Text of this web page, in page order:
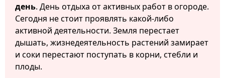
день. День отдыха от активных работ в огороде.
Сегодня не стоит проявлять какой-либо
активной деятельности. Земля перестает
дышать, жизнедеятельность растений замирает
и соки перестают поступать в корни, стебли и
плоды.